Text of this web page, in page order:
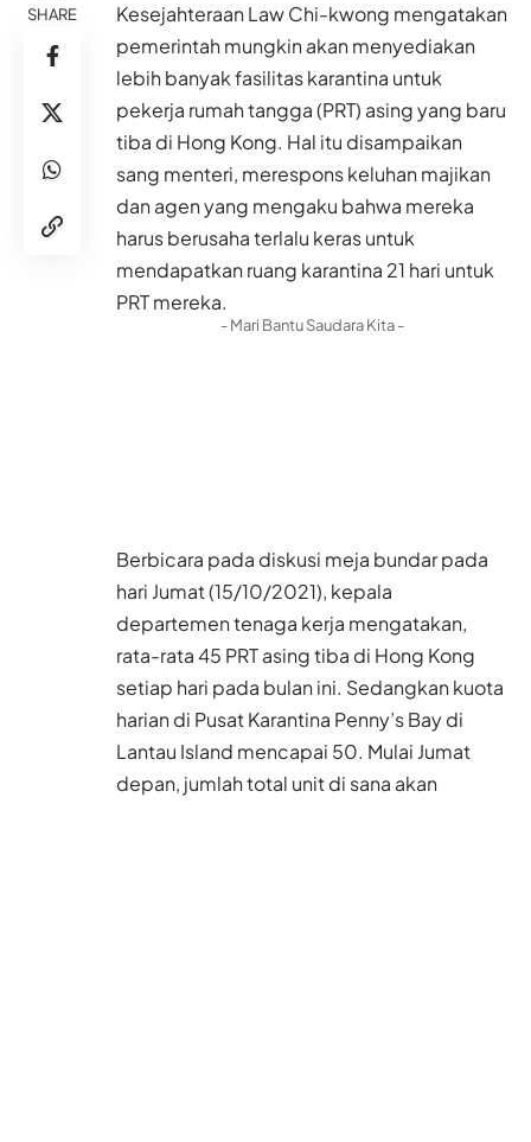
SHARE
Kesejahteraan Law Chi-kwong mengatakan
pemerintah mungkin akan menyediakan
lebih banyak fasilitas karantina untuk
pekerja rumah tangga (PRT) asing yang baru
tiba di Hong Kong. Hal itu disampaikan
sang menteri, merespons keluhan majikan
dan agen yang mengaku bahwa mereka
harus berusaha terlalu keras untuk
mendapatkan ruang karantina 21 hari untuk
PRT mereka.
- Mari Bantu Saudara Kita -
Berbicara pada diskusi meja bundar pada
hari Jumat (15/10/2021), kepala
departemen tenaga kerja mengatakan,
rata-rata 45 PRT asing tiba di Hong Kong
setiap hari pada bulan ini. Sedangkan kuota
harian di Pusat Karantina Penny’s Bay di
Lantau Island mencapai 50. Mulai Jumat
depan, jumlah total unit di sana akan